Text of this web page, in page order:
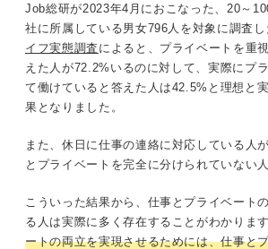
Job総研が2023年4月におこなった、20～
社に所属している男女796人を対象に調査し
イフ実態調査 によると、プライベートを重
えた人が72.2%いるのに対して、実際にプ
て働けていると答えた人は42.5%と理想と
果となりました。
また、休日に仕事の連絡に対応している人
とプライベートを完全に分けられていない
こういった結果から、仕事とプライベート
る人は実際に多く存在することがわかります
ートの両立を実現させるためには、仕事と